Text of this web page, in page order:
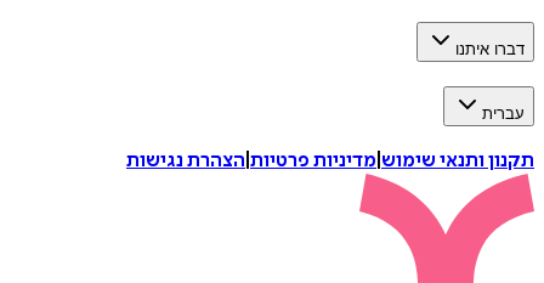
דברו איתנו
עברית
תקנון ותנאי שימוש מדיניות פרטיות הצהרת נגישות